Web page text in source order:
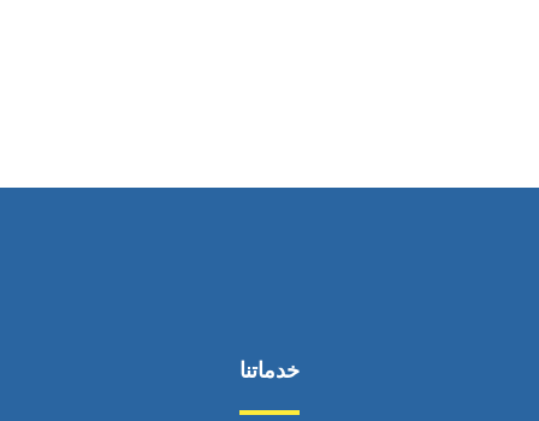
خدماتنا